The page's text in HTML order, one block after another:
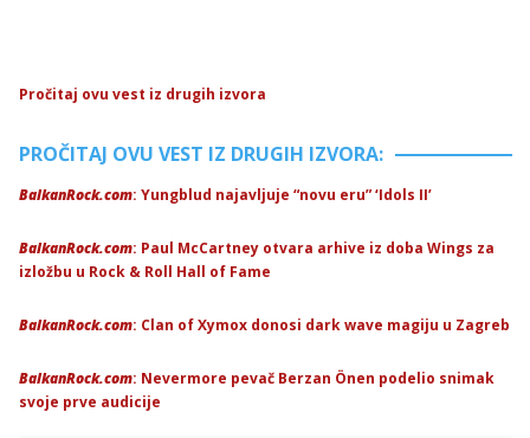
Pročitaj ovu vest iz drugih izvora
PROČITAJ OVU VEST IZ DRUGIH IZVORA:
BalkanRock.com: Yungblud najavljuje “novu eru” ‘Idols II’
BalkanRock.com: Paul McCartney otvara arhive iz doba Wings za
izložbu u Rock & Roll Hall of Fame
BalkanRock.com: Clan of Xymox donosi dark wave magiju u Zagreb
BalkanRock.com: Nevermore pevač Berzan Önen podelio snimak
svoje prve audicije